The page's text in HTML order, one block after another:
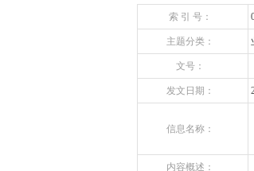
索 引 号：
主题分类：
文号：
发文日期：
信息名称：
内容概述：